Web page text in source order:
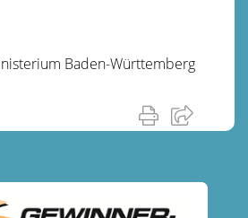
Baden-Württemberg